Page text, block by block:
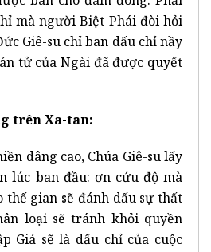
mà người Biệt Phái đòi hỏi
Giê-su chỉ ban dấu chỉ nầy
tử của Ngài đã được quyết
trên Xa-tan:
dâng cao, Chúa Giê-su lấy
lúc ban đầu: ơn cứu độ mà
thế gian sẽ đánh dấu sự thất
loại sẽ tránh khỏi quyền
Giá sẽ là dấu chỉ của cuộc